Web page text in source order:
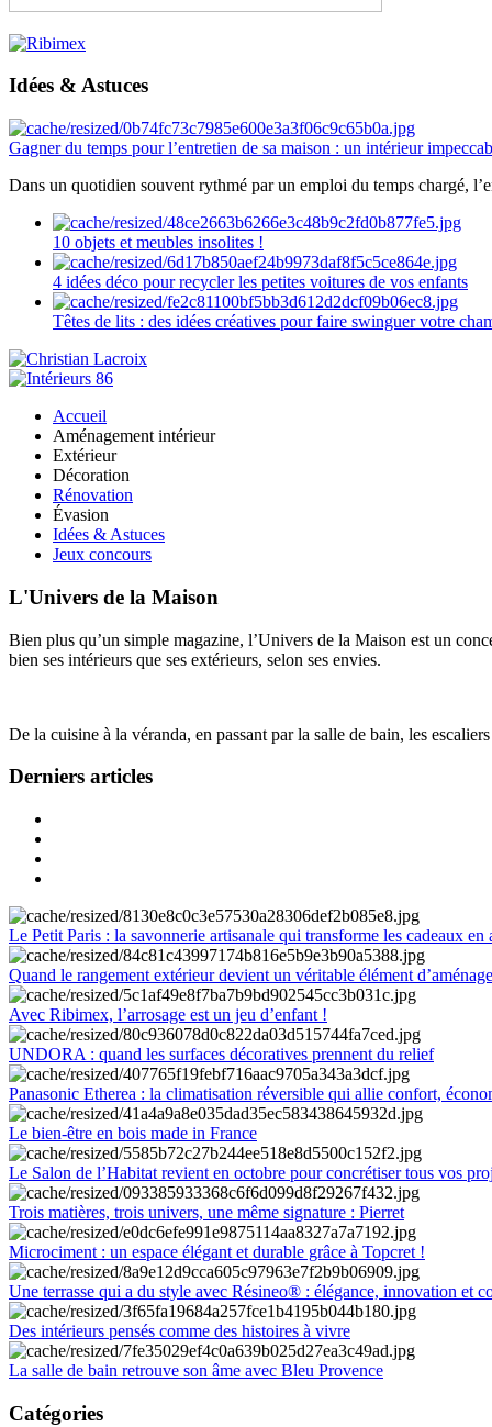
Idées & Astuces
Gagner du temps pour l’entretien de sa maison : un intérieur
Dans un quotidien souvent rythmé par un emploi du temps chargé,
10 objets et meubles insolites !
4 idées déco pour recycler les petites voitures de vos enfants
Têtes de lits : des idées créatives pour faire swinguer votre
Accueil
Aménagement intérieur
Extérieur
Décoration
Rénovation
Évasion
Idées & Astuces
Jeux concours
L'Univers de la Maison
Bien plus qu’un simple magazine, l’Univers de la Maison est un
bien ses intérieurs que ses extérieurs, selon ses envies.
De la cuisine à la véranda, en passant par la salle de bain, les
Derniers articles
Le Petit Paris : la savonnerie artisanale qui transforme les cadeaux en
Quand le rangement extérieur devient un véritable élément
Avec Ribimex, l’arrosage est un jeu d’enfant !
UNDORA : quand les surfaces décoratives prennent du relief
Panasonic Etherea : la climatisation réversible qui allie confort,
Le bien-être en bois made in France
Le Salon de l’Habitat revient en octobre pour concrétiser tous vos
Trois matières, trois univers, une même signature : Pierret
Microciment : un espace élégant et durable grâce à Topcret !
Une terrasse qui a du style avec Résineo® : élégance, innovation et
Des intérieurs pensés comme des histoires à vivre
La salle de bain retrouve son âme avec Bleu Provence
Catégories